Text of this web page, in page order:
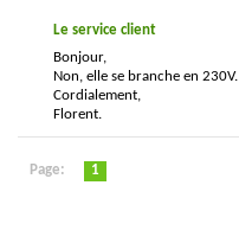
Le service client
Bonjour,
Non, elle se branche en 230V.
Cordialement,
Florent.
Page: 1